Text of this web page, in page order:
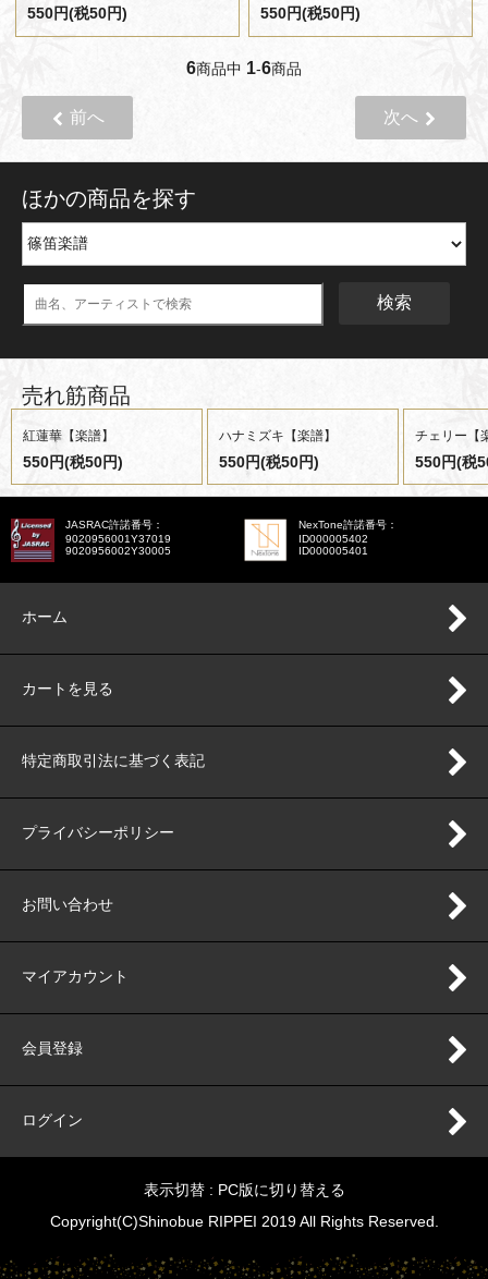
550円(税50円)
550円(税50円)
6商品中 1-6商品
前へ 次へ
ほかの商品を探す
検索
売れ筋商品
紅蓮華【楽譜】
550円(税50円)
ハナミズキ【楽譜】
550円(税50円)
チェリー【
550円(税
JASRAC許諾番号：
9020956001Y37019
9020956002Y30005
NexTone許諾番号：
ID000005402
ID000005401
ホーム
カートを見る
特定商取引法に基づく表記
プライバシーポリシー
お問い合わせ
マイアカウント
会員登録
ログイン
表示切替 : PC版に切り替える
Copyright(C)Shinobue RIPPEI 2019 All Rights Reserved.